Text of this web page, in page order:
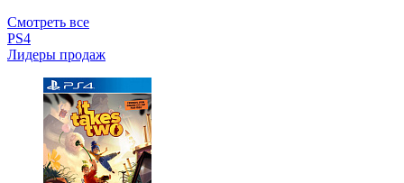
Смотреть все
PS4
Лидеры продаж